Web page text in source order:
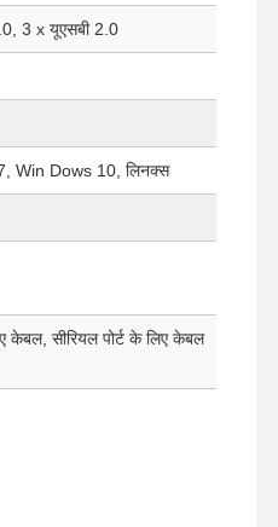
अब बात करें
3 x यूएसबी 2.0
Win Dows 10, लिनक्स
केबल, सीरियल पोर्ट के लिए केबल